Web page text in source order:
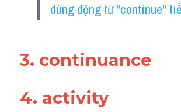
dùng động từ "continue"
3. continuance
4. activity